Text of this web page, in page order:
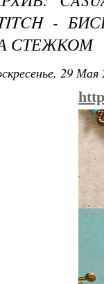
-
СТЕЖКОМ
29